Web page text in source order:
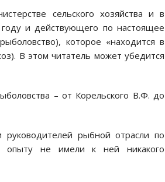
сельского хозяйства и в
и действующего по настоящее
которое «находится в
В этом читатель может убедится
– от Корельского В.Ф. до
руководителей рыбной отрасли по
опыту не имели к ней никакого